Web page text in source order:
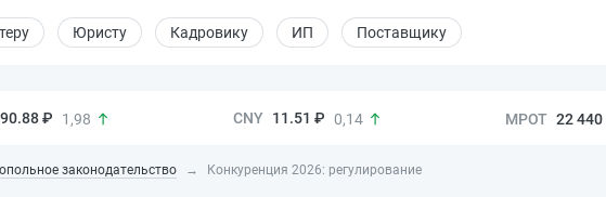
Юристу Кадровику ИП Поставщику
90.88 ₽ 1,98 11.51 ₽ 0,14 22 440
законодательство Конкуренция 2026: регулирование